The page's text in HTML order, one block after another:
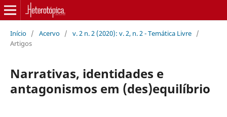
Início / Acervo / v. 2 n. 2 (2020): v. 2, n. 2 - Temática Livre /
Artigos
Narrativas, identidades e
antagonismos em (des)equilíbrio